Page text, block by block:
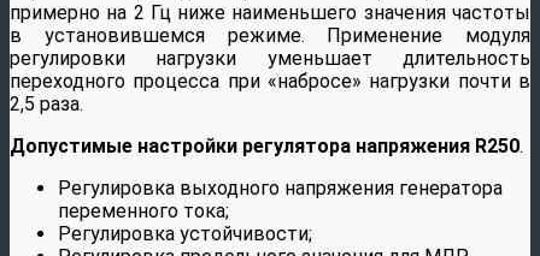
примерно на 2 Гц ниже наименьшего значения частоты
в установившемся режиме. Применение модуля
регулировки нагрузки уменьшает длительность
переходного процесса при «набросе» нагрузки почти в
2,5 раза.
Допустимые настройки регулятора напряжения R250.
Регулировка выходного напряжения генератора
переменного тока;
Регулировка устойчивости;